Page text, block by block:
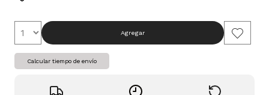
Agregar
Calcular tiempo de envío